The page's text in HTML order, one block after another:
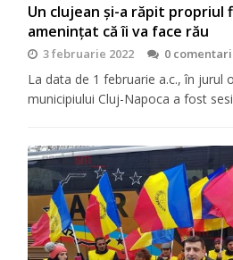
Un clujean și-a răpit propriul
amenințat că îi va face rău
3 februarie 2022 0
La data de 1 februarie a.c., în jurul
municipiului Cluj-Napoca a fost